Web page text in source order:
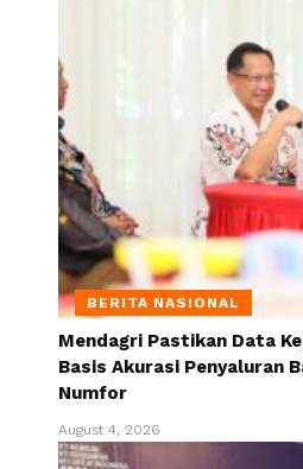
BERITA NASIONAL
Mendagri Pastikan Data
Basis Akurasi Penyaluran
Numfor
August 4, 2026